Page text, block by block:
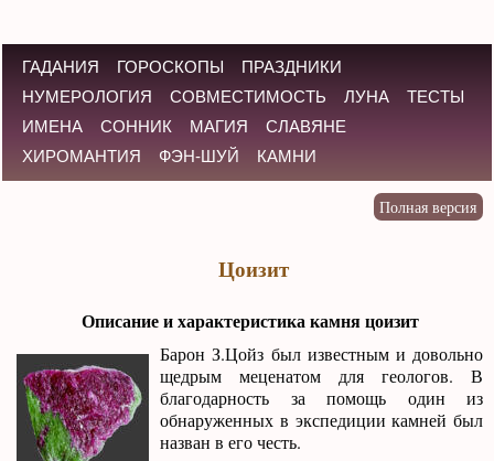
ГАДАНИЯ ГОРОСКОПЫ
ПРАЗДНИКИ
НУМЕРОЛОГИЯ
СОВМЕСТИМОСТЬ ЛУНА
ТЕСТЫ
ИМЕНА
СОННИК МАГИЯ
СЛАВЯНЕ
ХИРОМАНТИЯ
ФЭН-ШУЙ КАМНИ
Цоизит
Описание и характеристика камня цоизит
Барон З.Цойз был известным и довольно
щедрым меценатом для геологов. В
благодарность за помощь один из
обнаруженных в экспедиции камней был
назван в его честь.